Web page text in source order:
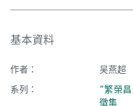
堂
街
市
基本資料
作者：
吴燕超
系列：
“繁榮
徵集